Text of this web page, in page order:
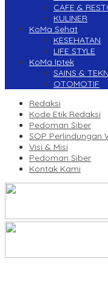
CAFE &
KULINER
KoMa Sehat
KESEHATAN
LIFE STYLE
KoMa Iptek
SAINS &
OTOMOTIF
Redaksi
Kode Etik Redaksi
Pedoman Siber
SOP Perlindungan
Visi & Misi
Pedoman Siber
Kontak Kami